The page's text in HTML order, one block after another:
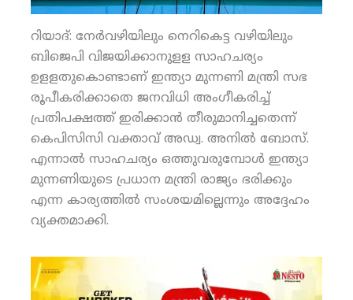
റിയാദ്: നേര്‍വഴിയിലും നെറികെട്ട വഴിയിലും
ബിജെപി വിജയിക്കാനുളള സാഹചര്യം
ഉളളതുകൊണ്ടാണ് ഇന്ത്യാ മുന്നണി മന്ത്രി സഭ
രൂപീകരിക്കാതെ ജനവിധി അംഗീകരിച്ച്
പ്രതിപക്ഷത്ത് ഇരിക്കാന്‍ തീരുമാനിച്ചതെന്ന്
കെപിസിസി വക്താവ് അഡ്വ. അനില്‍ ബോസ്.
എന്നാല്‍ സാഹചര്യം ഒത്തുവരുമ്പോള്‍ ഇന്ത്യാ
മുന്നണിയുടെ പ്രധാന മന്ത്രി രാജ്യം ഭരിക്കും
എന്ന കാര്യത്തില്‍ സംശയമില്ലെന്നും അദ്ദേഹം
വ്യക്തമാക്കി.